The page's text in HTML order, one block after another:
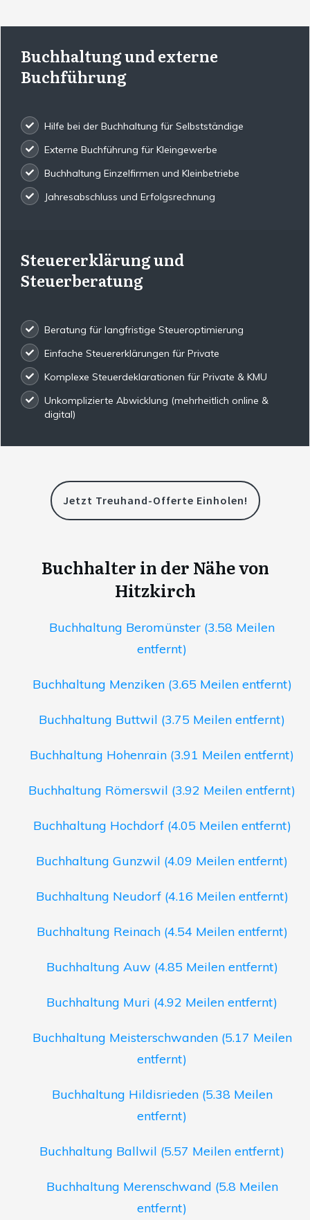
Buchhaltung und externe
Buchführung
Hilfe bei der Buchhaltung für Selbstständige
Externe Buchführung für Kleingewerbe
Buchhaltung Einzelfirmen und Kleinbetriebe
Jahresabschluss und Erfolgsrechnung
Steuererklärung und
Steuerberatung
Beratung für langfristige Steueroptimierung
Einfache Steuererklärungen für Private
Komplexe Steuerdeklarationen für Private & KMU
Unkomplizierte Abwicklung (mehrheitlich online &
digital)
Jetzt Treuhand-Offerte Einholen!
Buchhalter in der Nähe von
Hitzkirch
Buchhaltung Beromünster (3.58 Meilen
entfernt)
Buchhaltung Menziken (3.65 Meilen entfernt)
Buchhaltung Buttwil (3.75 Meilen entfernt)
Buchhaltung Hohenrain (3.91 Meilen entfernt)
Buchhaltung Römerswil (3.92 Meilen entfernt)
Buchhaltung Hochdorf (4.05 Meilen entfernt)
Buchhaltung Gunzwil (4.09 Meilen entfernt)
Buchhaltung Neudorf (4.16 Meilen entfernt)
Buchhaltung Reinach (4.54 Meilen entfernt)
Buchhaltung Auw (4.85 Meilen entfernt)
Buchhaltung Muri (4.92 Meilen entfernt)
Buchhaltung Meisterschwanden (5.17 Meilen
entfernt)
Buchhaltung Hildisrieden (5.38 Meilen
entfernt)
Buchhaltung Ballwil (5.57 Meilen entfernt)
Buchhaltung Merenschwand (5.8 Meilen
entfernt)